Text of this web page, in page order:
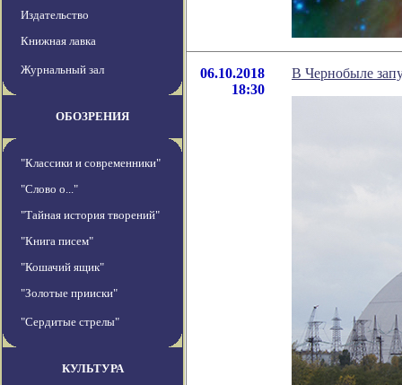
Издательство
Книжная лавка
Журнальный зал
ОБОЗРЕНИЯ
"Классики и современники"
"Слово о..."
"Тайная история творений"
"Книга писем"
"Кошачий ящик"
"Золотые прииски"
"Сердитые стрелы"
КУЛЬТУРА
06.10.2018
18:30
В Чернобыле